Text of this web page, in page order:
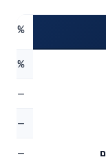
—
—
—